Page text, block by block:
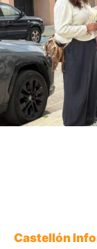
Castellón